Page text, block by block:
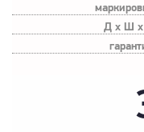
Д х Ш